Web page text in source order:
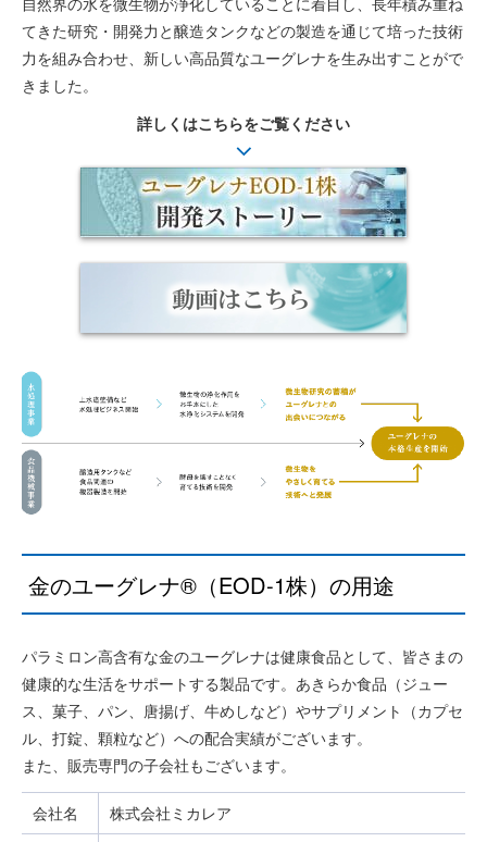
てきた研究・開発力と醸造タンクなどの製造を通じて培った技術
力を組み合わせ、新しい高品質なユーグレナを生み出すことがで
きました。
詳しくはこちらをご覧ください
金のユーグレナ®（EOD-1株）の用途
パラミロン高含有な金のユーグレナは健康食品として、皆さまの
健康的な生活をサポートする製品です。あきらか食品（ジュー
ス、菓子、パン、唐揚げ、牛めしなど）やサプリメント（カプセ
ル、打錠、顆粒など）への配合実績がございます。
また、販売専門の子会社もございます。
会社名
株式会社ミカレア